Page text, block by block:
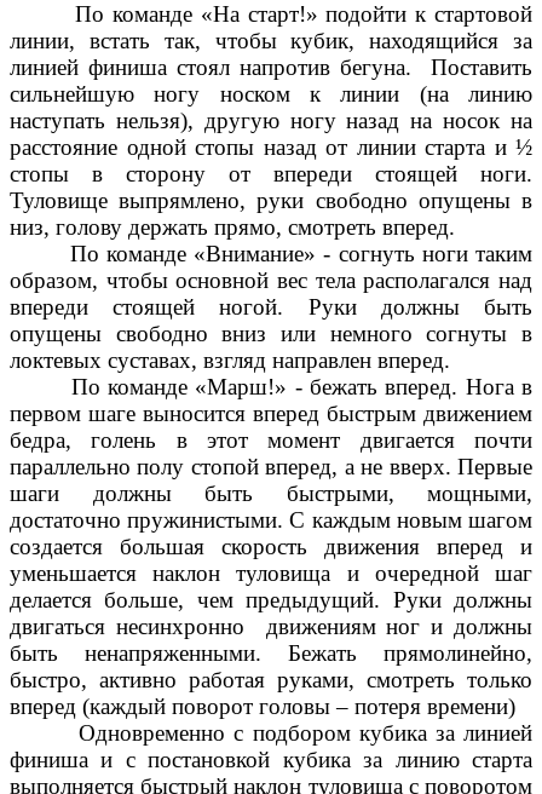
По команде «На старт!» подойти к стартовой
линии, встать так, чтобы кубик, находящийся за
линией финиша стоял напротив бегуна. Поставить
сильнейшую ногу носком к линии (на линию
наступать нельзя), другую ногу назад на носок на
расстояние одной стопы назад от линии старта и ½
стопы в сторону от впереди стоящей ноги.
Туловище выпрямлено, руки свободно опущены в
низ, голову держать прямо, смотреть вперед.
По команде «Внимание» - согнуть ноги таким
образом, чтобы основной вес тела располагался над
впереди стоящей ногой. Руки должны быть
опущены свободно вниз или немного согнуты в
локтевых суставах, взгляд направлен вперед.
По команде «Марш!» - бежать вперед. Нога в
первом шаге выносится вперед быстрым движением
бедра, голень в этот момент двигается почти
параллельно полу стопой вперед, а не вверх. Первые
шаги должны быть быстрыми, мощными,
достаточно пружинистыми. С каждым новым шагом
создается большая скорость движения вперед и
уменьшается наклон туловища и очередной шаг
делается больше, чем предыдущий. Руки должны
двигаться несинхронно движениям ног и должны
быть ненапряженными. Бежать прямолинейно,
быстро, активно работая руками, смотреть только
вперед (каждый поворот головы – потеря времени)
Одновременно с подбором кубика за линией
финиша и с постановкой кубика за линию старта
выполняется быстрый наклон туловища с поворотом